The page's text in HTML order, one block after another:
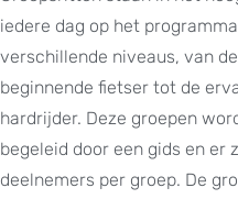
iedere dag op het
verschillende niveaus, van de
beginnende fietser tot de
hardrijder. Deze groepen
begeleid door een gids en er
deelnemers per groep. De